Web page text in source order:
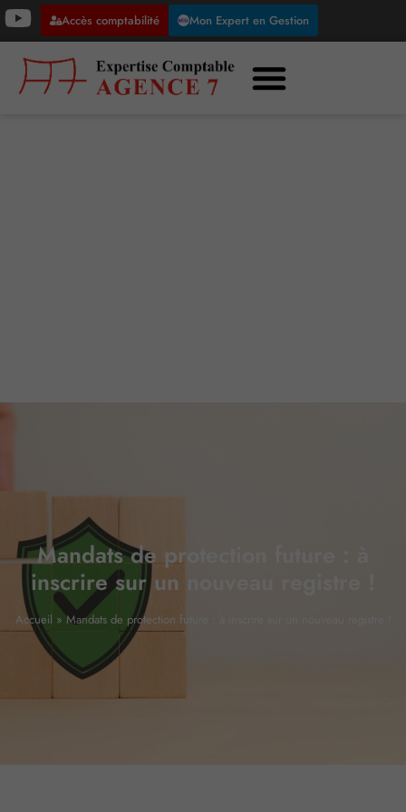
Accès comptabilité Mon Expert en Gestion
Mandats de protection future : à
inscrire sur un nouveau registre !
Accueil »Mandats de protection future : à inscrire sur un nouveau registre !